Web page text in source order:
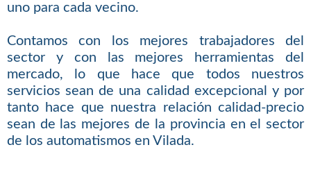
uno para cada vecino.
Contamos con los mejores trabajadores del
sector y con las mejores herramientas del
mercado, lo que hace que todos nuestros
servicios sean de una calidad excepcional y por
tanto hace que nuestra relación calidad-precio
sean de las mejores de la provincia en el sector
de los automatismos en Vilada.